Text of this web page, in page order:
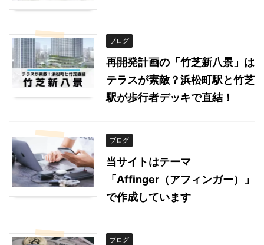
ブログ
再開発計画の「竹芝新八景」は
テラスが素敵？浜松町駅と竹芝
駅が歩行者デッキで直結！
ブログ
当サイトはテーマ
「Affinger（アフィンガー）」
で作成しています
ブログ